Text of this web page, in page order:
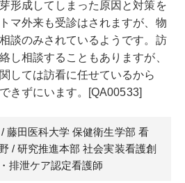
形成してしまった原因と対策を
マ外来も受診はされますが、物
談のみされているようです。訪
し相談することもありますが、
しては訪看に任せているから
きずにいます。[QA00533]
/ 藤田医科大学 保健衛生学部 看
/ 研究推進本部 社会実装看護創
排泄ケア認定看護師